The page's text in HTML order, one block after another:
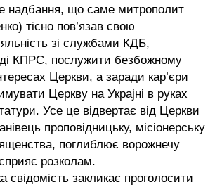
надбання, що саме митрополит
тісно пов’язав свою
зі службами КДБ,
КПРС, послужити безбожному
Церкви, а заради кар’єри
Церкву на Украјні в руках
Усе це відвертає від Церкви
проповідницьку, місіонерську
поглиблює ворожнечу
розколам.
свідомість закликає проголосити